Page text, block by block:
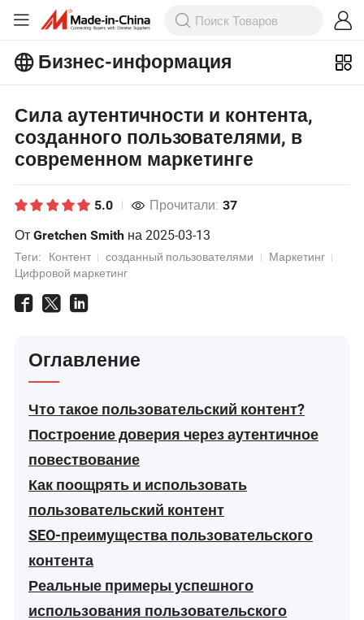
Бизнес-информация
Сила аутентичности и контента,
созданного пользователями, в
современном маркетинге
5.0 Прочитали: 37
ОтGretchen Smith на2025-03-13
Теги: Контент созданный пользователями
Маркетинг
Цифровой маркетинг
Оглавление
Что такое пользовательский контент?
Построение доверия через аутентичное
повествование
Как поощрять и использовать
пользовательский контент
SEO-преимущества пользовательского
контента
Реальные примеры успешного
использования пользовательского